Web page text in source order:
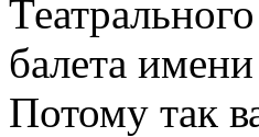
балета
Потому так